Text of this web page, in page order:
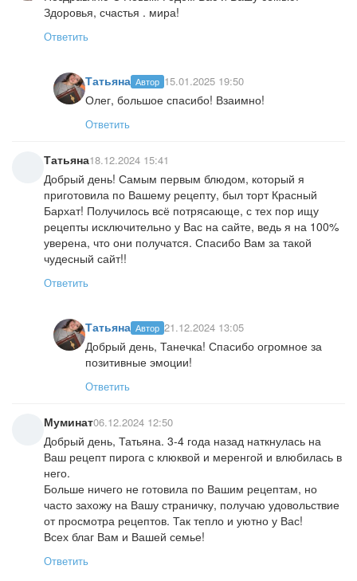
Здоровья, счастья . мира!
Ответить
Татьяна Автор 15.01.2025 19:50
Олег, большое спасибо! Взаимно!
Ответить
Татьяна18.12.2024 15:41
Добрый день! Самым первым блюдом, который я
приготовила по Вашему рецепту, был торт Красный
Бархат! Получилось всё потрясающе, с тех пор ищу
рецепты исключительно у Вас на сайте, ведь я на 100%
уверена, что они получатся. Спасибо Вам за такой
чудесный сайт!!
Ответить
Татьяна Автор 21.12.2024 13:05
Добрый день, Танечка! Спасибо огромное за
позитивные эмоции!
Ответить
Муминат06.12.2024 12:50
Добрый день, Татьяна. 3-4 года назад наткнулась на
Ваш рецепт пирога с клюквой и меренгой и влюбилась в
него.
Больше ничего не готовила по Вашим рецептам, но
часто захожу на Вашу страничку, получаю удовольствие
от просмотра рецептов. Так тепло и уютно у Вас!
Всех благ Вам и Вашей семье!
Ответить